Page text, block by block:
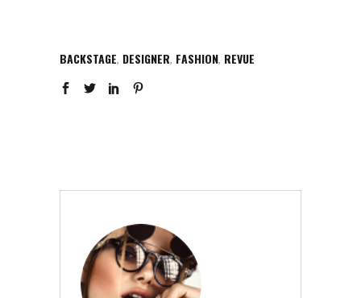
BACKSTAGE, DESIGNER, FASHION, REVUE